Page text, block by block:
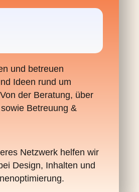
und betreuen
Ideen rund um
der Beratung, über
Betreuung &
Netzwerk helfen wir
Design, Inhalten und